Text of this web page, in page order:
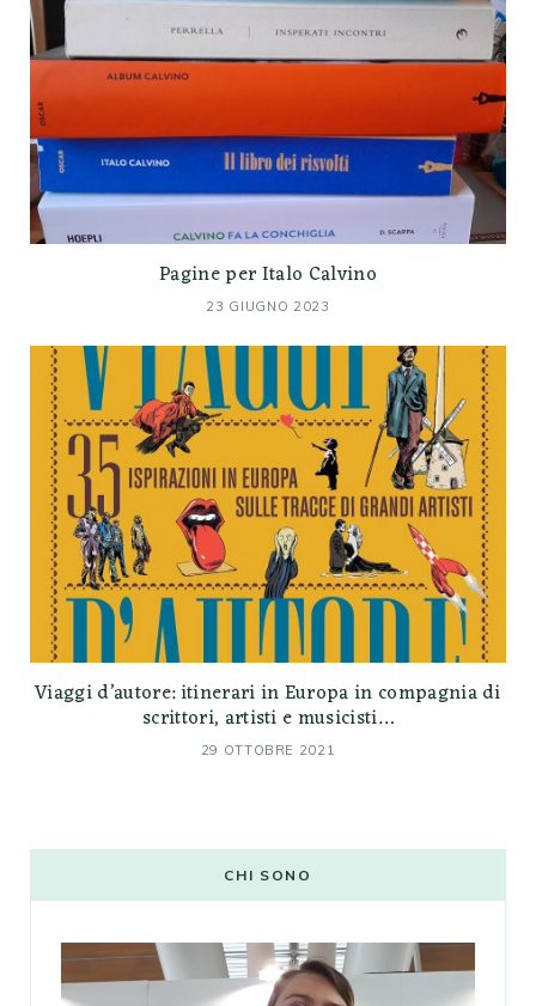
Pagine per Italo Calvino
23 GIUGNO 2023
Viaggi d’autore: itinerari in Europa in compagnia di
scrittori, artisti e musicisti…
29 OTTOBRE 2021
CHI SONO